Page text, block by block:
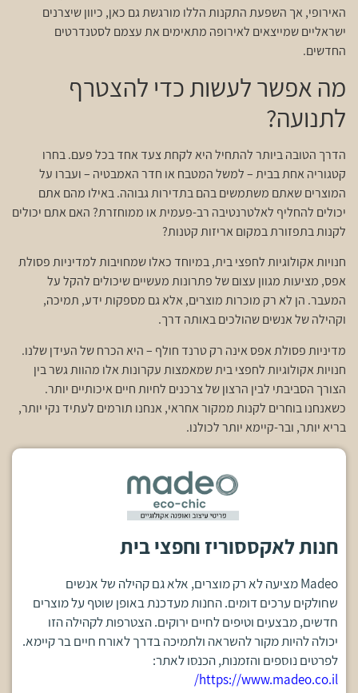
האירופי, אך השפעת התקנות הללו מורגשת גם כאן, כיוון שיצרנים
ישראליים שמייצאים לאירופה מתאימים את עצמם לסטנדרטים
החדשים.
מה אפשר לעשות כדי להצטרף
לתנועה?
הדרך הטובה ביותר להתחיל היא לקחת צעד אחד בכל פעם. בחרו
קטגוריה אחת בבית – למשל המטבח או חדר האמבטיה – ועברו על
המוצרים שאתם משתמשים בהם בתדירות גבוהה. באילו מהם אתם
יכולים להחליף לאלטרנטיבה רב-פעמית או ממוחזרת? האם אתם יכולים
לקנות בתפזורת במקום אריזות קטנות?
חנויות אקולוגיות לחפצי בית, במיוחד כאלו שמחויבות למדיניות פסולת
אפס, מציעות מגוון עצום של פתרונות מעשיים שיכולים להקל על
המעבר. הן לא רק מוכרות מוצרים, אלא גם מספקות ידע, תמיכה,
וקהילה של אנשים שהולכים באותה דרך.
מדיניות פסולת אפס אינה רק טרנד חולף – היא הכרח של העידן שלנו.
חנויות אקולוגיות לחפצי בית שמאמצות עקרונות אלו מהוות גשר בין
הצורך הסביבתי לבין הרצון של צרכנים לחיות חיים איכותיים יותר.
כשאנחנו בוחרים לקנות ממקור אחראי, אנחנו תורמים לעתיד נקי יותר,
בריא יותר, ובר-קיימא יותר לכולנו.
חנות לאקססוריז וחפצי בית
Madeo מציעה לא רק מוצרים, אלא גם קהילה של אנשים
שחולקים ערכים דומים. החנות מעדכנת באופן שוטף על מוצרים
חדשים, מבצעים וטיפים לחיים ירוקים. הצטרפות לקהילה הזו
יכולה להיות מקור להשראה ולתמיכה בדרך לאורח חיים בר קיימא.
לפרטים נוספים והזמנות, הכנסו לאתר:
https://www.madeo.co.il/